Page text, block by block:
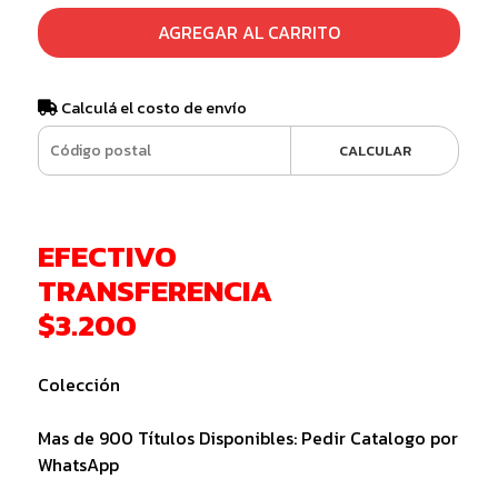
AGREGAR AL CARRITO
Calculá el costo de envío
CALCULAR
EFECTIVO
TRANSFERENCIA
$3.200
Colección
Mas de 900 Títulos Disponibles: Pedir Catalogo por
WhatsApp